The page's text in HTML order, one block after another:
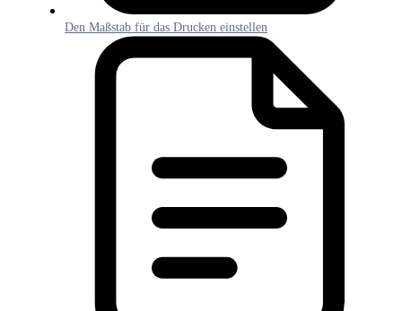
Den Maßstab für das Drucken einstellen